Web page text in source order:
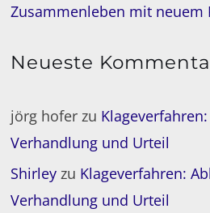
Zusammenleben mit neuem
Neueste
jörg hofer zu
Verhandlung und Urteil
Shirley zu Klageverfahren:
Verhandlung und Urteil